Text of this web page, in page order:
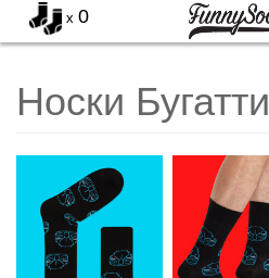
x 0
Носки Бугатти